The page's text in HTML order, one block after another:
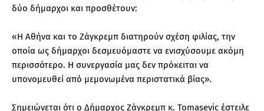
δύο δήμαρχοι και προσθέτουν:
«Η Αθήνα και το Ζάγκρεμπ διατηρούν σχέση φιλίας, την
οποία ως δήμαρχοι δεσμευόμαστε να ενισχύσουμε ακόμη
περισσότερο. Η συνεργασία μας δεν πρόκειται να
υπονομευθεί από μεμονωμένα περιστατικά βίας».
Σημειώνεται ότι ο Δήμαρχος Ζάγκρεμπ κ. Tomasevic έστειλε